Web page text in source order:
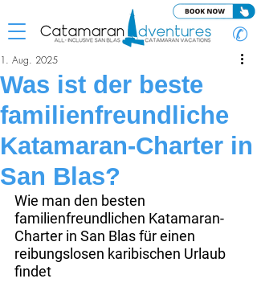
✆
Was ist der beste
familienfreundliche
Katamaran-Charter in
San Blas?
1. Aug. 2025
Wie man den besten
familienfreundlichen Katamaran-
Charter in San Blas für einen
reibungslosen karibischen Urlaub
findet